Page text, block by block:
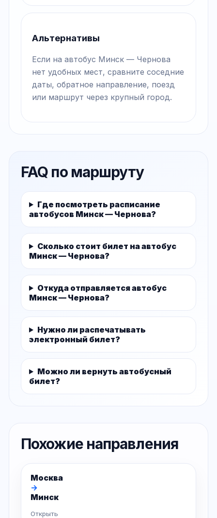
Альтернативы
Если на автобус Минск — Чернова
нет удобных мест, сравните соседние
даты, обратное направление, поезд
или маршрут через крупный город.
FAQ по маршруту
Где посмотреть расписание
автобусов Минск — Чернова?
Сколько стоит билет на автобус
Минск — Чернова?
Откуда отправляется автобус
Минск — Чернова?
Нужно ли распечатывать
электронный билет?
Можно ли вернуть автобусный
билет?
Похожие направления
Москва
→
Минск
Открыть